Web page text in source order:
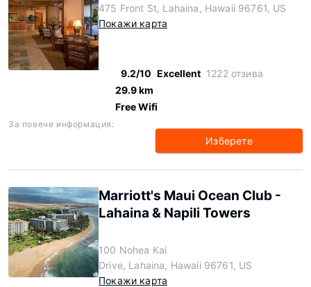
475 Front St, Lahaina, Hawaii 96761, US
Покажи карта
9.2/10 Excellent 1222 отзива
29.9 km
Free Wifi
За повече информация:
Изберете
Marriott's Maui Ocean Club -
Lahaina & Napili Towers
100 Nohea Kai
Drive, Lahaina, Hawaii 96761, US
Покажи карта